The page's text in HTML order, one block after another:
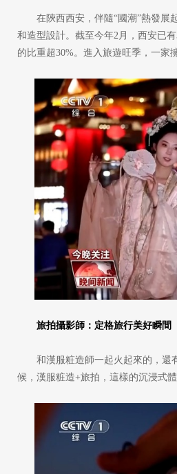
在陝西西安，伴隨“國潮”熱發
和造型設計。截至今年2月，西安已
的比重超30%。進入旅遊旺季，一家
旅拍攝影師：定格旅行美好瞬間
和漢服粧造師一起火起來的，還
候，漢服粧造+旅拍，這樣的沉浸式